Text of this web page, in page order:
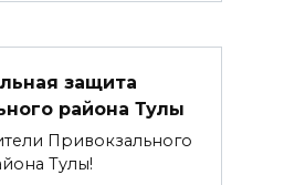
защита
района Тулы
Привокзального
Тулы!